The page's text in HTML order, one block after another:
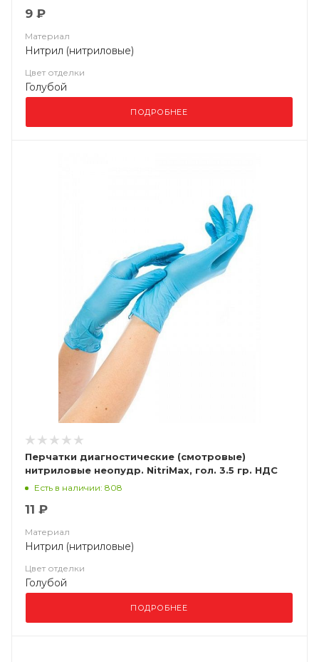
9 ₽
Материал
Нитрил (нитриловые)
Цвет отделки
Голубой
ПОДРОБНЕЕ
Перчатки диагностические (смотровые)
нитриловые неопудр. NitriMax, гол. 3.5 гр. НДС
(10%)
Есть в наличии: 808
11 ₽
Материал
Нитрил (нитриловые)
Цвет отделки
Голубой
ПОДРОБНЕЕ